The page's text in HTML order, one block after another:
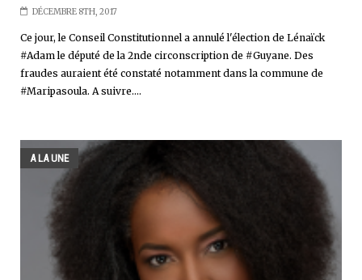
DÉCEMBRE 8TH, 2017
Ce jour, le Conseil Constitutionnel a annulé l'élection de Lénaïck
#Adam le député de la 2nde circonscription de #Guyane. Des
fraudes auraient été constaté notamment dans la commune de
#Maripasoula. A suivre....
A LA UNE